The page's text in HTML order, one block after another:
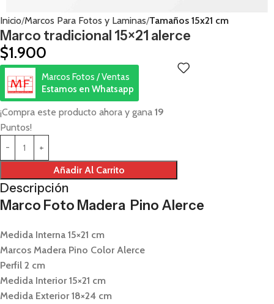
Inicio Marcos Para Fotos y Laminas Tamaños 15x21 cm
Marco tradicional 15×21 alerce
$1.900
Marcos Fotos / Ventas
Estamos en Whatsapp
¡Compra este producto ahora y gana 19
Puntos!
Añadir Al Carrito
Descripción
Marco Foto Madera Pino Alerce
Medida Interna 15×21 cm
Marcos Madera Pino Color Alerce
Perfil 2 cm
Medida Interior 15×21 cm
Medida Exterior 18×24 cm